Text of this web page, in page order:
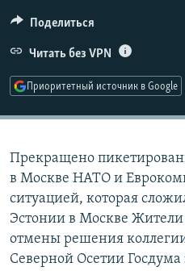
РАСПИСАНИЕ ВЕЩАНИЯ
ПОДПИШИТЕСЬ НА
СОЦИАЛЬНЫЕ СЕТИ
Все сайты РСЕ/РС
Поделиться
Читать без VPN
Приоритетный источник в Google
Прекращено
в Москве НАТО и
ситуацией, которая
Эстонии в Москве Жители
отмены решения
Северной Осетии